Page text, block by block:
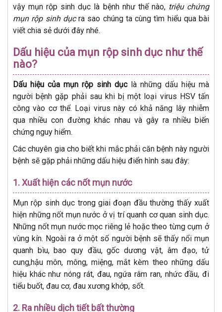
vậy mụn rộp sinh dục là bệnh như thế nào, triệu chứng
mụn rộp sinh dụcra sao chúng ta cùng tìm hiểu qua bài
viết chia sẻ dưới đây nhé.
Dấu hiệu của mụn rộp sinh dục như thế
nào?
Dấu hiệu của mụn rộp sinh dụclà những dấu hiệu mà
người bệnh gặp phải sau khi bị một loại virus HSV tấn
công vào cơ thể. Loại virus này có khả năng lây nhiễm
qua nhiều con đường khác nhau và gây ra nhiều biến
chứng nguy hiểm.
Các chuyên gia cho biết khi mắc phải căn bệnh này người
bệnh sẽ gặp phải những dấu hiệu điển hình sau đây:
1. Xuất hiện các nốt mụn nước
Mụn rộp sinh dục trong giai đoạn đầu thường thấy xuất
hiện những nốt mụn nước ở vị trí quanh cơ quan sinh dục.
Những nốt mụn nước mọc riêng lẻ hoặc theo từng cụm ở
vùng kín. Ngoài ra ở một số người bệnh sẽ thấy nổi mụn
quanh bìu, bao quy đầu, gốc dương vật, âm đạo, tử
cung,hậu môn, mông, miệng, mắt kèm theo những dấu
hiệu khác như nóng rát, đau, ngứa râm ran, nhức đầu, đi
tiểu buốt, đau cơ, đau xương khớp, sốt.
2. Ra nhiều dịch tiết bất thường